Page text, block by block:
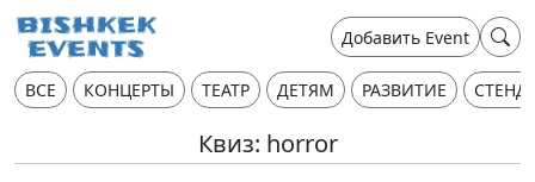
Добавить Event
ВСЕ КОНЦЕРТЫ ТЕАТР ДЕТЯМ РАЗВИТИЕ
Квиз: horror